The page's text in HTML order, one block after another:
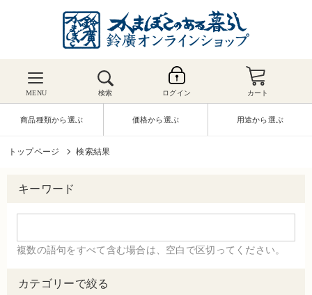
MENU 検索 ログイン カート
商品種類から選ぶ 価格から選ぶ 用途から選ぶ
トップページ 検索結果
キーワード
複数の語句をすべて含む場合は、空白で区切ってください。
カテゴリーで絞る